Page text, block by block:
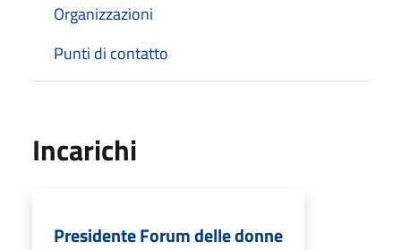
Organizzazioni
Punti di contatto
Incarichi
Presidente Forum delle donne